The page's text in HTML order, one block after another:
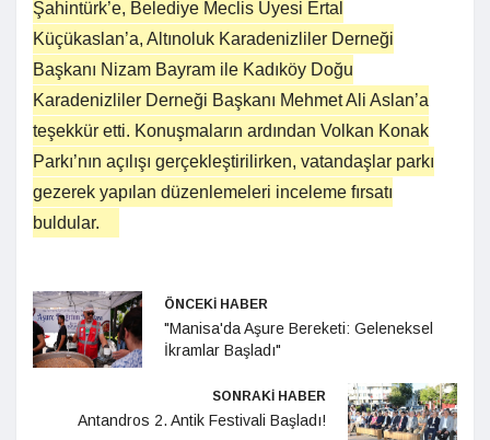
Şahintürk’e, Belediye Meclis Üyesi Ertal
Küçükaslan’a, Altınoluk Karadenizliler Derneği
Başkanı Nizam Bayram ile Kadıköy Doğu
Karadenizliler Derneği Başkanı Mehmet Ali Aslan’a
teşekkür etti. Konuşmaların ardından Volkan Konak
Parkı’nın açılışı gerçekleştirilirken, vatandaşlar parkı
gezerek yapılan düzenlemeleri inceleme fırsatı
buldular.
ÖNCEKİ HABER
"Manisa'da Aşure Bereketi: Geleneksel
İkramlar Başladı"
SONRAKİ HABER
Antandros 2. Antik Festivali Başladı!